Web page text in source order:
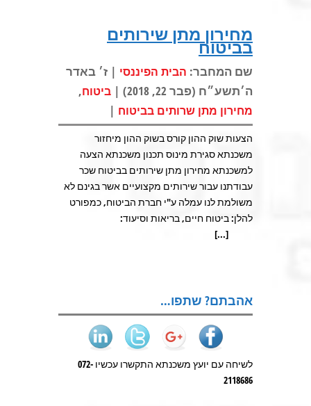
מחירון מתן שירותים
בביטוח
שם המחבר: הבית הפיננסי | ז׳ באדר
ה׳תשע״ח (פבר 22, 2018) |
ביטוח,
מחירון מתן שרותים בביטוח |
הצעות שוק ההון קורס בשוק ההון מיחזור
משכנתא סגירת מינוס תכנון משכנתא הצעה
למשכנתא מחירון מתן שירותים בביטוח שכר
עבודתנו עבור שירותים מקצועיים אשר בגינם לא
משולמת לנו עמלה ע"י חברת הביטוח, כמפורט
להלן: ביטוח חיים, בריאות וסיעוד:
[...]
אהבתם? שתפו…
לשיחה עם יועץ משכנתא התקשרו עכשיו 072-
2118686